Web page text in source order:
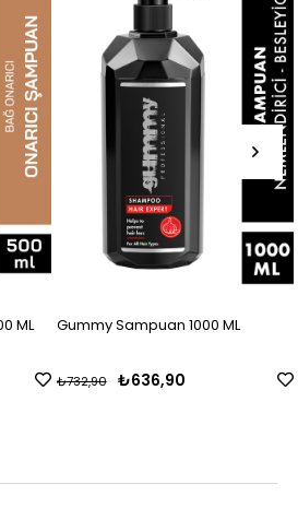
ML Gummy Sampuan 1000 ML
₺636,90
₺732,90